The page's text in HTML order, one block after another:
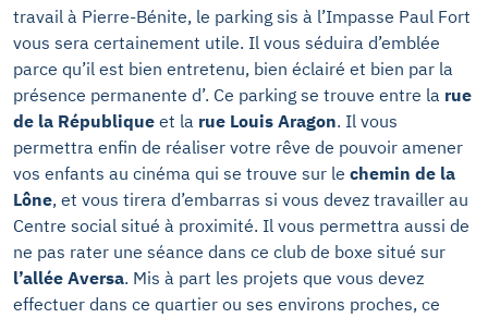
travail à Pierre-Bénite, le parking sis à l’Impasse Paul Fort
vous sera certainement utile. Il vous séduira d’emblée
parce qu’il est bien entretenu, bien éclairé et bien par la
présence permanente d’. Ce parking se trouve entre la rue
de la République et la rue Louis Aragon. Il vous
permettra enfin de réaliser votre rêve de pouvoir amener
vos enfants au cinéma qui se trouve sur le chemin de la
Lône, et vous tirera d’embarras si vous devez travailler au
Centre social situé à proximité. Il vous permettra aussi de
ne pas rater une séance dans ce club de boxe situé sur
l’allée Aversa. Mis à part les projets que vous devez
effectuer dans ce quartier ou ses environs proches, ce